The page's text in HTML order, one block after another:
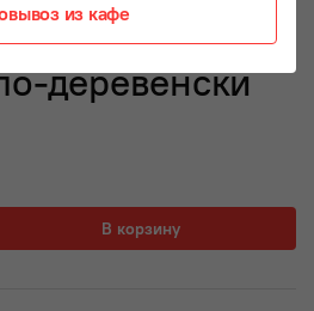
деревенски
В корзину
из кафе